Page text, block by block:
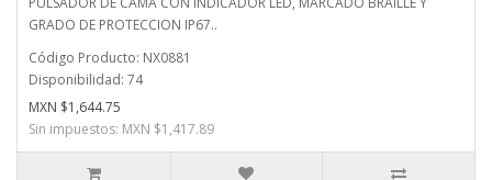
GRADO DE PROTECCION IP67..
Código Producto: NX0881
Disponibilidad: 74
MXN $1,644.75
Sin impuestos: MXN $1,417.89